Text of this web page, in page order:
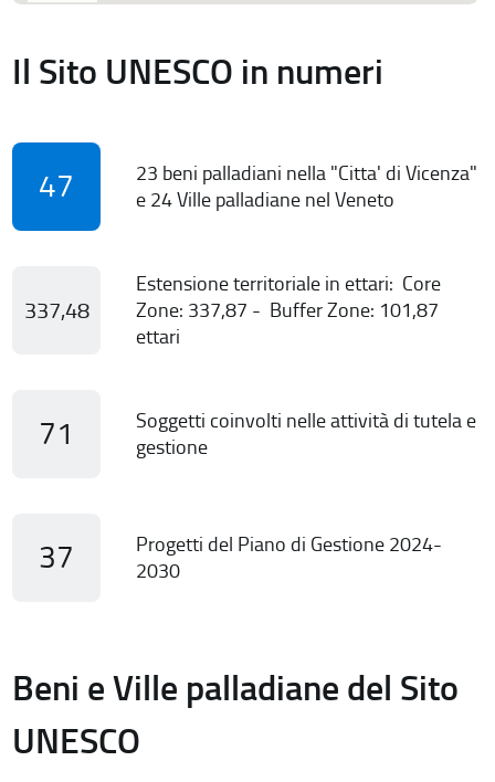
Il Sito UNESCO in numeri
47
23 beni palladiani nella "Citta' di Vicenza"
e 24 Ville palladiane nel Veneto
337,48
Estensione territoriale in ettari: Core
Zone: 337,87 - Buffer Zone: 101,87
ettari
71
Soggetti coinvolti nelle attività di tutela e
gestione
37
Progetti del Piano di Gestione 2024-
2030
Beni e Ville palladiane del Sito
UNESCO